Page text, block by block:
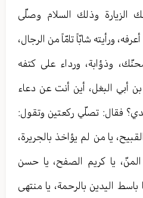
الزيارة وذلك السلام وصلّى
ورأيته شابّاً تامّاً من الرجال،
وذؤابة، ورداء على كتفه
أبي البغل، أين أنت عن دعاء
فقال: تصلّي ركعتين وتقول:
يا من لم يؤاخذ بالجريرة،
يا كريم الصفح، يا حسن
باسط اليدين بالرحمة، يا منتهى